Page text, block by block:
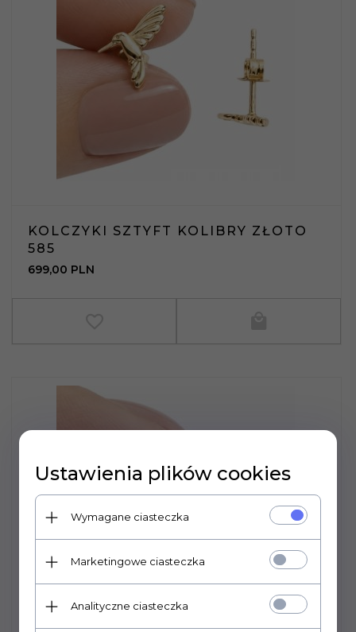
KOLCZYKI SZTYFT KOLIBRY ZŁOTO
585
699,00 PLN
Ustawienia plików cookies
Wymagane ciasteczka
Marketingowe ciasteczka
Analityczne ciasteczka